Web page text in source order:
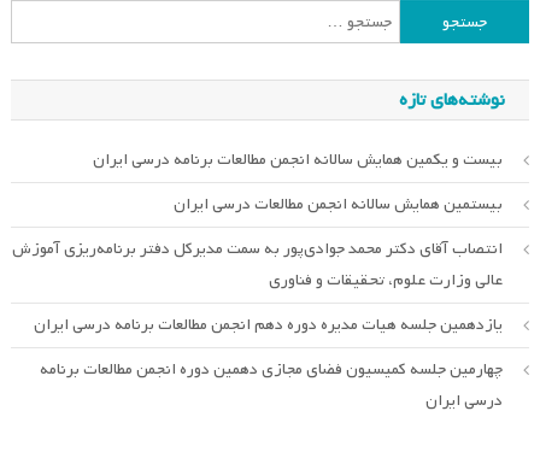
جستجو
برای:
نوشته‌های تازه
بیست و یکمین همایش سالانه انجمن مطالعات برنامه درسی ایران
بیستمین همایش سالانه انجمن مطالعات درسی ایران
انتصاب آقای دکتر محمد جوادی‌پور به سمت مدیرکل دفتر برنامه‌ریزی آموزش
عالی وزارت علوم، تحقیقات و فناوری
یازدهمین جلسه هیات مدیره دوره دهم انجمن مطالعات برنامه درسی ایران
چهارمین جلسه کمیسیون فضای مجازی دهمین دوره انجمن مطالعات برنامه
درسی ایران